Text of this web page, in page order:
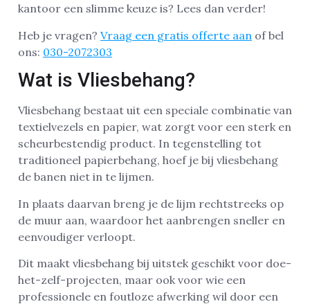
kantoor een slimme keuze is? Lees dan verder!
Heb je vragen? Vraag een gratis offerte aan of bel
ons: 030-2072303
Wat is Vliesbehang?
Vliesbehang bestaat uit een speciale combinatie van
textielvezels en papier, wat zorgt voor een sterk en
scheurbestendig product. In tegenstelling tot
traditioneel papierbehang, hoef je bij vliesbehang
de banen niet in te lijmen.
In plaats daarvan breng je de lijm rechtstreeks op
de muur aan, waardoor het aanbrengen sneller en
eenvoudiger verloopt.
Dit maakt vliesbehang bij uitstek geschikt voor doe-
het-zelf-projecten, maar ook voor wie een
professionele en foutloze afwerking wil door een